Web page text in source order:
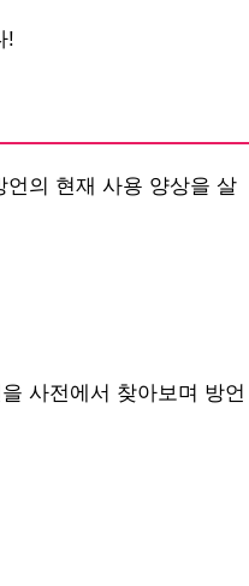
!
의 현재 사용 양상을 살
사전에서 찾아보며 방언